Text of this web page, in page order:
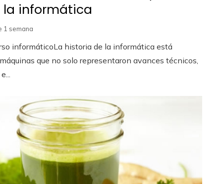
la informática
1 semana
informáticoLa historia de la informática está
que no solo representaron avances técnicos,